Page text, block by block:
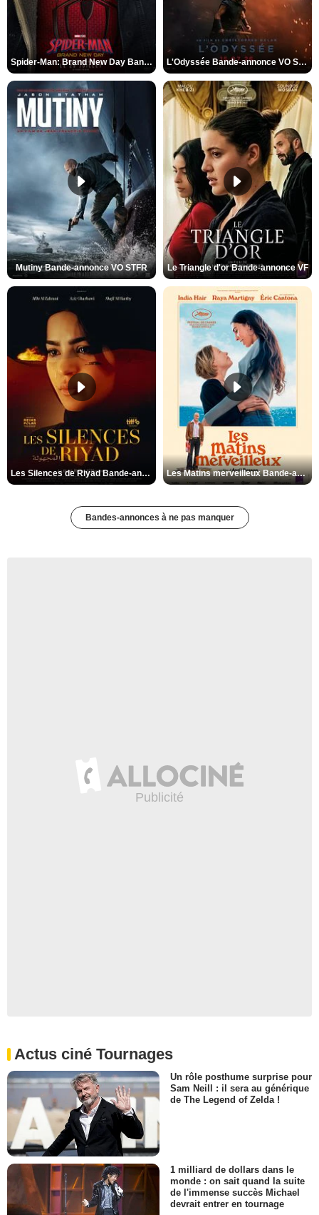
Spider-Man: Brand New Day Bande-annonce VO STFR L'Odyssée Bande-annonce VO STFR
Mutiny Bande-annonce VO STFR Le Triangle d'or Bande-annonce VF
Les Silences de Riyad Bande-annonce VO STFR Les Matins merveilleux Bande-annonce VF
Bandes-annonces à ne pas manquer
Actus ciné Tournages
Un rôle posthume surprise pour
Sam Neill : il sera au générique
de The Legend of Zelda !
1 milliard de dollars dans le
monde : on sait quand la suite
de l'immense succès Michael
devrait entrer en tournage